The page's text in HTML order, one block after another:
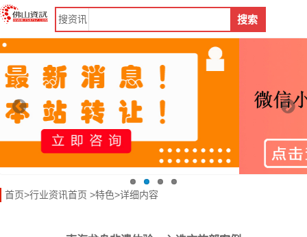
搜资讯 搜索
首页>行业资讯首页 >特色>详细内容